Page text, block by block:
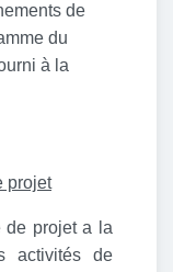
de
du
à la
projet
de projet a la
activités de